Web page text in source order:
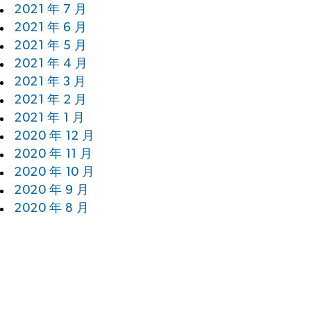
2021 年 7 月
2021 年 6 月
2021 年 5 月
2021 年 4 月
2021 年 3 月
2021 年 2 月
2021 年 1 月
2020 年 12 月
2020 年 11 月
2020 年 10 月
2020 年 9 月
2020 年 8 月